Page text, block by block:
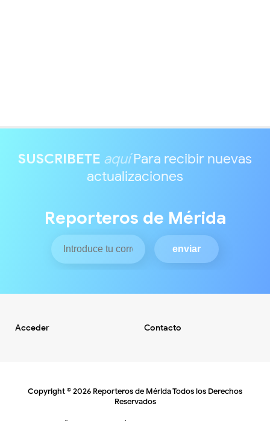
SUSCRIBETE aquíPara recibir nuevas
actualizaciones
Reporteros de Mérida
Acceder Contacto
Copyright ©2026 Reporteros de MéridaTodos los Derechos
Reservados